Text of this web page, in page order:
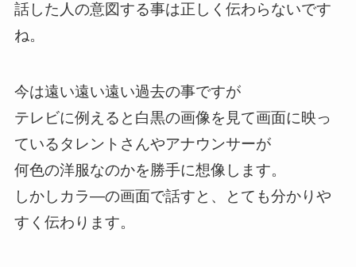
話した人の意図する事は正しく伝わらないです
ね。
今は遠い遠い遠い過去の事ですが
テレビに例えると白黒の画像を見て画面に映っ
ているタレントさんやアナウンサーが
何色の洋服なのかを勝手に想像します。
しかしカラ―の画面で話すと、とても分かりや
すく伝わります。